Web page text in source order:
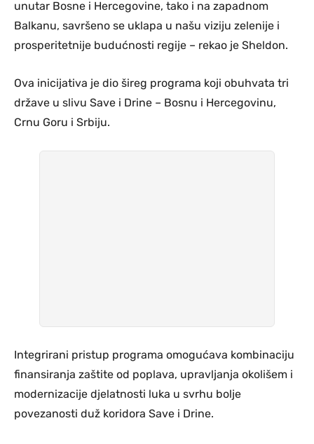
unutar Bosne i Hercegovine, tako i na zapadnom
Balkanu, savršeno se uklapa u našu viziju zelenije i
prosperitetnije budućnosti regije – rekao je Sheldon.
Ova inicijativa je dio šireg programa koji obuhvata tri
države u slivu Save i Drine – Bosnu i Hercegovinu,
Crnu Goru i Srbiju.
Integrirani pristup programa omogućava kombinaciju
finansiranja zaštite od poplava, upravljanja okolišem i
modernizacije djelatnosti luka u svrhu bolje
povezanosti duž koridora Save i Drine.